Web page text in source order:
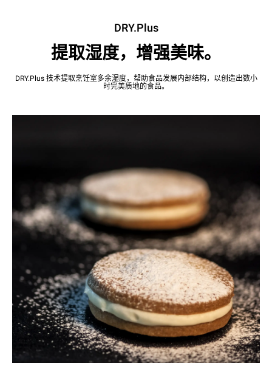
DRY.Plus
提取湿度，增强美味。
DRY.Plus 技术提取烹饪室多余湿度，帮助食品发展内部结构，以创造出数小
时完美质地的食品。